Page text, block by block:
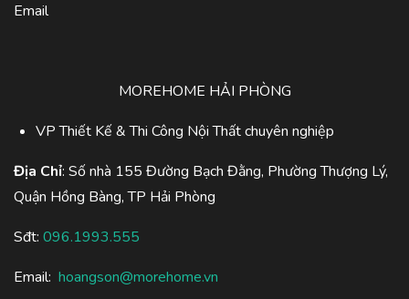
Email
MOREHOME HẢI PHÒNG
VP Thiết Kế & Thi Công Nội Thất chuyên nghiệp
Địa Chỉ: Số nhà 155 Đường Bạch Đằng, Phường Thượng Lý,
Quận Hồng Bàng, TP Hải Phòng
Sđt: 096.1993.555
Email: hoangson@morehome.vn